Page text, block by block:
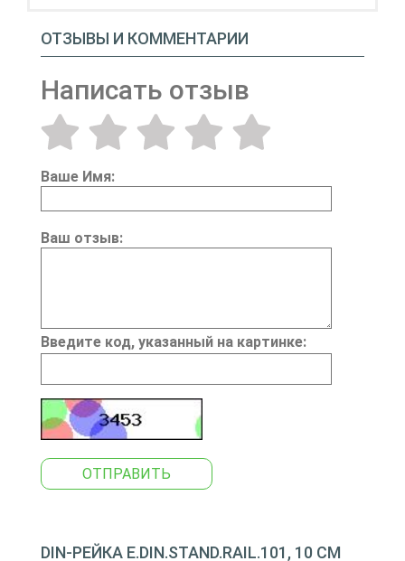
ОТЗЫВЫ И КОММЕНТАРИИ
Написать отзыв
Ваше Имя:
Ваш отзыв:
Введите код, указанный на картинке:
ОТПРАВИТЬ
DIN-РЕЙКА E.DIN.STAND.RAIL.101, 10 СМ